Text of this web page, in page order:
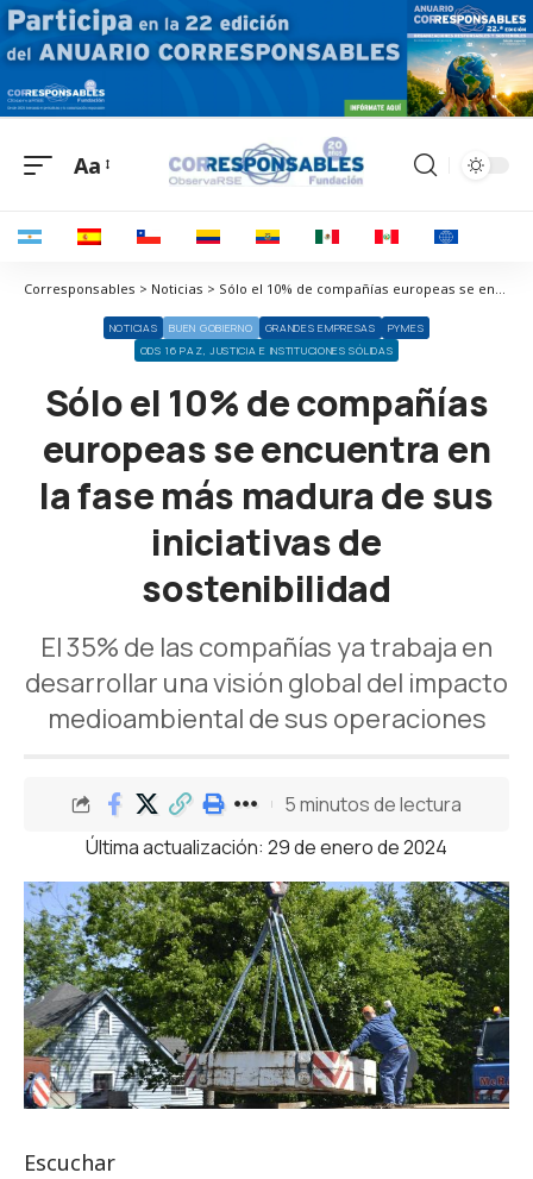
Aa
Corresponsables > Noticias > Sólo el 10% de compañías europeas se encuentra en la fase más madura de sus iniciativas de sostenibilidad
NOTICIAS BUEN GOBIERNO GRANDES EMPRESAS
PYMES
ODS 16 PAZ, JUSTICIA E INSTITUCIONES SÓLIDAS
Sólo el 10% de compañías
europeas se encuentra en
la fase más madura de sus
iniciativas de
sostenibilidad
El 35% de las compañías ya trabaja en
desarrollar una visión global del impacto
medioambiental de sus operaciones
Última actualización: 29 de enero de 2024
5 minutos de lectura
Escuchar